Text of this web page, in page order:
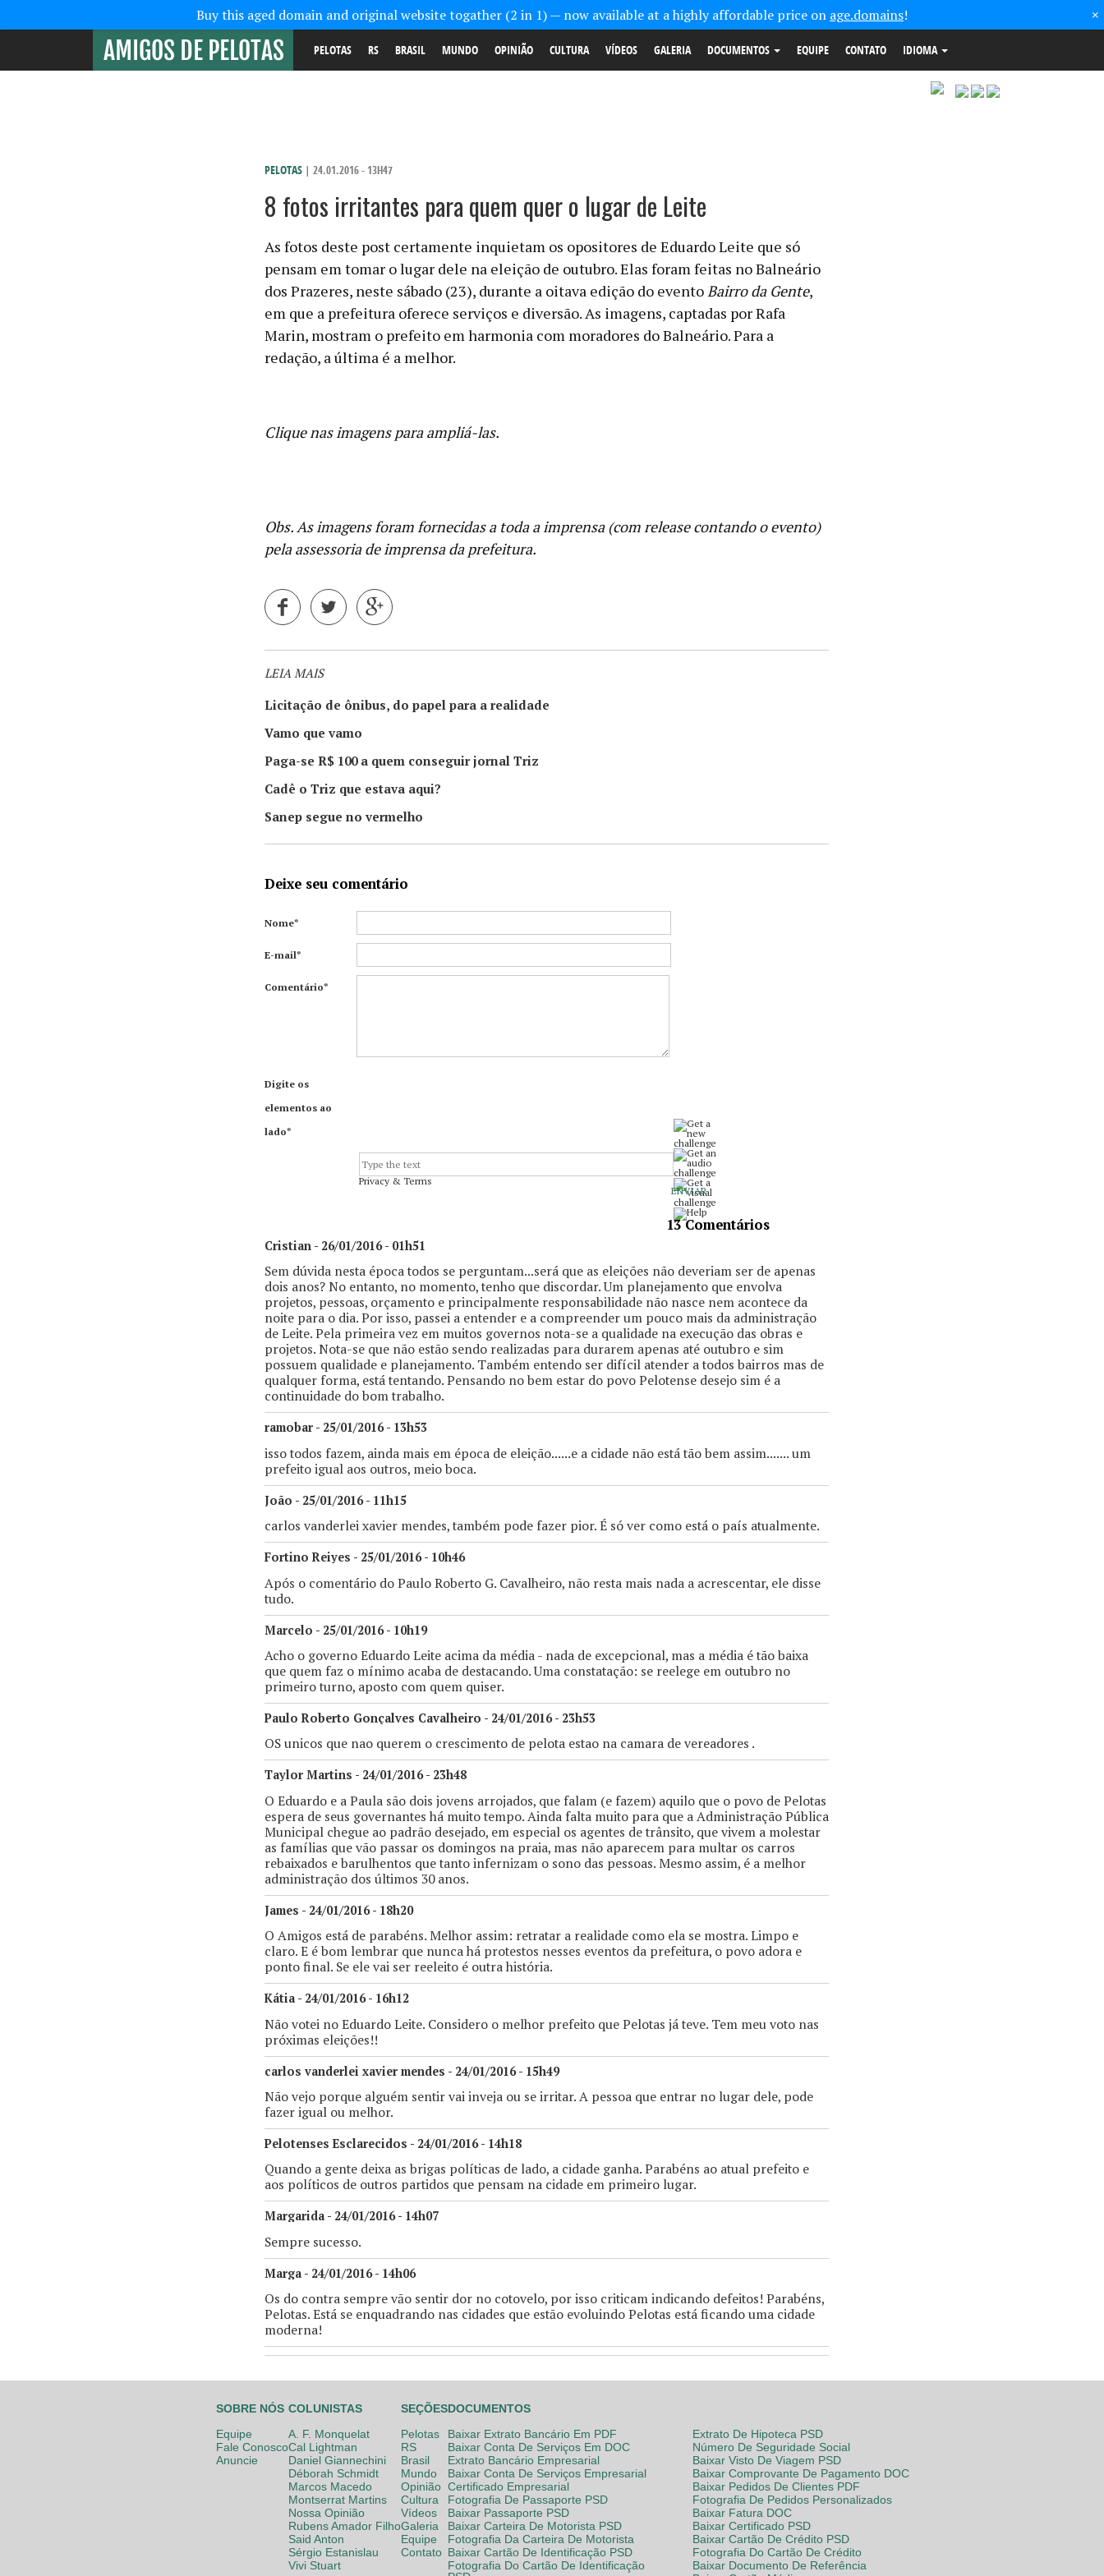
Buy this aged domain and original website togather (2 in 1) — now available at a highly affordable price on age.domains! ×
PELOTAS RS BRASIL MUNDO OPINIÃO CULTURA VÍDEOS GALERIA DOCUMENTOS EQUIPE CONTATO IDIOMA
PELOTAS | 24.01.2016 - 13H47
8 fotos irritantes para quem quer o lugar de Leite
As fotos deste post certamente inquietam os opositores de Eduardo Leite que só
pensam em tomar o lugar dele na eleição de outubro. Elas foram feitas no Balneário
dos Prazeres, neste sábado (23), durante a oitava edição do eventoBairro da Gente,
em que a prefeitura oferece serviços e diversão. As imagens, captadas por Rafa
Marin, mostram o prefeito em harmonia com moradores do Balneário. Para a
redação, a última é a melhor.
Clique nas imagens para ampliá-las.
Obs. As imagens foram fornecidas a toda a imprensa (com release contando o evento)
pela assessoria de imprensa da prefeitura.
LEIA MAIS
Licitação de ônibus, do papel para a realidade
Vamo que vamo
Paga-se R$ 100 a quem conseguir jornal Triz
Cadê o Triz que estava aqui?
Sanep segue no vermelho
Deixe seu comentário
Nome*
E-mail*
Comentário*
Digite os
elementos ao
lado*
Privacy & Terms
13 Comentários
Cristian - 26/01/2016 - 01h51
Sem dúvida nesta época todos se perguntam...será que as eleições não deveriam ser de apenas
dois anos? No entanto, no momento, tenho que discordar. Um planejamento que envolva
projetos, pessoas, orçamento e principalmente responsabilidade não nasce nem acontece da
noite para o dia. Por isso, passei a entender e a compreender um pouco mais da administração
de Leite. Pela primeira vez em muitos governos nota-se a qualidade na execução das obras e
projetos. Nota-se que não estão sendo realizadas para durarem apenas até outubro e sim
possuem qualidade e planejamento. Também entendo ser difícil atender a todos bairros mas de
qualquer forma, está tentando. Pensando no bem estar do povo Pelotense desejo sim é a
continuidade do bom trabalho.
ramobar - 25/01/2016 - 13h53
isso todos fazem, ainda mais em época de eleição......e a cidade não está tão bem assim....... um
prefeito igual aos outros, meio boca.
João - 25/01/2016 - 11h15
carlos vanderlei xavier mendes, também pode fazer pior. É só ver como está o país atualmente.
Fortino Reiyes - 25/01/2016 - 10h46
Após o comentário do Paulo Roberto G. Cavalheiro, não resta mais nada a acrescentar, ele disse
tudo.
Marcelo - 25/01/2016 - 10h19
Acho o governo Eduardo Leite acima da média - nada de excepcional, mas a média é tão baixa
que quem faz o mínimo acaba de destacando. Uma constatação: se reelege em outubro no
primeiro turno, aposto com quem quiser.
Paulo Roberto Gonçalves Cavalheiro - 24/01/2016 - 23h53
OS unicos que nao querem o crescimento de pelota estao na camara de vereadores .
Taylor Martins - 24/01/2016 - 23h48
O Eduardo e a Paula são dois jovens arrojados, que falam (e fazem) aquilo que o povo de Pelotas
espera de seus governantes há muito tempo. Ainda falta muito para que a Administração Pública
Municipal chegue ao padrão desejado, em especial os agentes de trânsito, que vivem a molestar
as famílias que vão passar os domingos na praia, mas não aparecem para multar os carros
rebaixados e barulhentos que tanto infernizam o sono das pessoas. Mesmo assim, é a melhor
administração dos últimos 30 anos.
James - 24/01/2016 - 18h20
O Amigos está de parabéns. Melhor assim: retratar a realidade como ela se mostra. Limpo e
claro. E é bom lembrar que nunca há protestos nesses eventos da prefeitura, o povo adora e
ponto final. Se ele vai ser reeleito é outra história.
Kátia - 24/01/2016 - 16h12
Não votei no Eduardo Leite. Considero o melhor prefeito que Pelotas já teve. Tem meu voto nas
próximas eleições!!
carlos vanderlei xavier mendes - 24/01/2016 - 15h49
Não vejo porque alguém sentir vai inveja ou se irritar. A pessoa que entrar no lugar dele, pode
fazer igual ou melhor.
Pelotenses Esclarecidos - 24/01/2016 - 14h18
Quando a gente deixa as brigas políticas de lado, a cidade ganha. Parabéns ao atual prefeito e
aos políticos de outros partidos que pensam na cidade em primeiro lugar.
Margarida - 24/01/2016 - 14h07
Sempre sucesso.
Marga - 24/01/2016 - 14h06
Os do contra sempre vāo sentir dor no cotovelo, por isso criticam indicando defeitos! Parabéns,
Pelotas. Está se enquadrando nas cidades que estāo evoluindo Pelotas está ficando uma cidade
moderna!
SOBRE NÓS
Equipe
Fale Conosco
Anuncie
COLUNISTAS
A. F. Monquelat
Cal Lightman
Daniel Giannechini
Déborah Schmidt
Marcos Macedo
Montserrat Martins
Nossa Opinião
Rubens Amador Filho
Said Anton
Sérgio Estanislau
Vivi Stuart
SEÇÕES
Pelotas
RS
Brasil
Mundo
Opinião
Cultura
Vídeos
Galeria
Equipe
Contato
DOCUMENTOS
Baixar Extrato Bancário Em PDF
Baixar Conta De Serviços Em DOC
Extrato Bancário Empresarial
Baixar Conta De Serviços Empresarial
Certificado Empresarial
Fotografia De Passaporte PSD
Baixar Passaporte PSD
Baixar Carteira De Motorista PSD
Fotografia Da Carteira De Motorista
Baixar Cartão De Identificação PSD
Fotografia Do Cartão De Identificação
Extrato De Hipoteca PSD
Número De Seguridade Social
Baixar Visto De Viagem PSD
Baixar Comprovante De Pagamento DOC
Baixar Pedidos De Clientes PDF
Fotografia De Pedidos Personalizados
Baixar Fatura DOC
Baixar Certificado PSD
Baixar Cartão De Crédito PSD
Fotografia Do Cartão De Crédito
Baixar Documento De Referência